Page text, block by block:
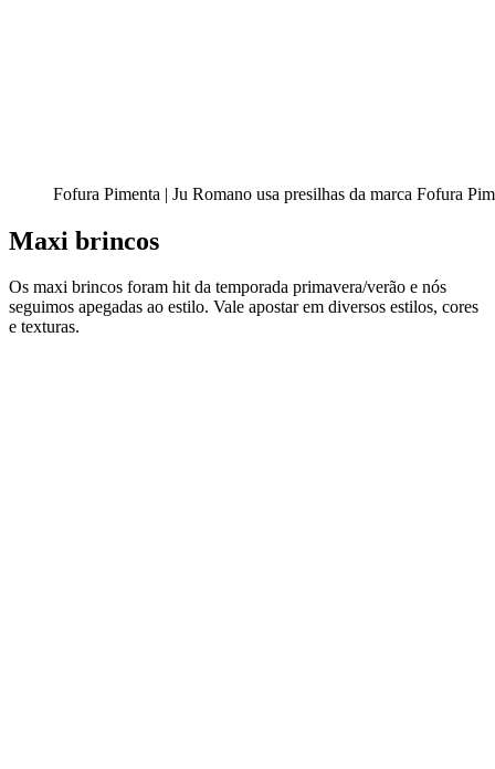
Fofura Pimenta | Ju Romano usa presilhas da marca Fofura
Maxi brincos
Os maxi brincos foram hit da temporada primavera/verão e nós
seguimos apegadas ao estilo. Vale apostar em diversos estilos, cores
e texturas.